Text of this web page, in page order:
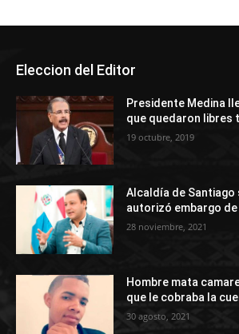
Eleccion del Editor
Presidente Medina
que quedaron libres
19 octubre, 2019
Alcaldía de Santiago
autorizó embargo
28 noviembre, 2021
Hombre mata
que le cobraba la
30 agosto, 2021